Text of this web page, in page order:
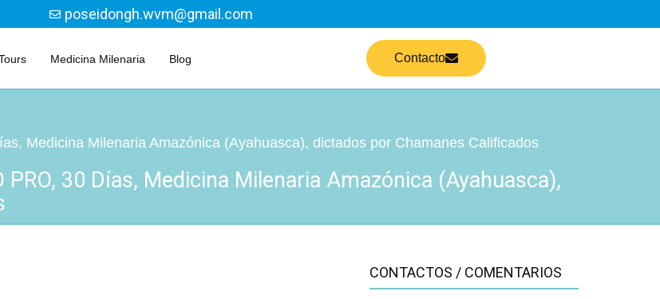
poseidongh.wvm@gmail.com
Medicina Milenaria Blog Contacto
Medicina Milenaria Amazónica (Ayahuasca), dictados por Chamanes Calificados
PRO, 30 Días, Medicina Milenaria Amazónica (Ayahuasca),
CONTACTOS / COMENTARIOS